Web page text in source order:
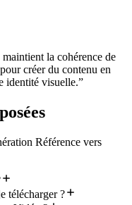
la cohérence de
créer du contenu en
identité visuelle.”
Référence vers
télécharger ?